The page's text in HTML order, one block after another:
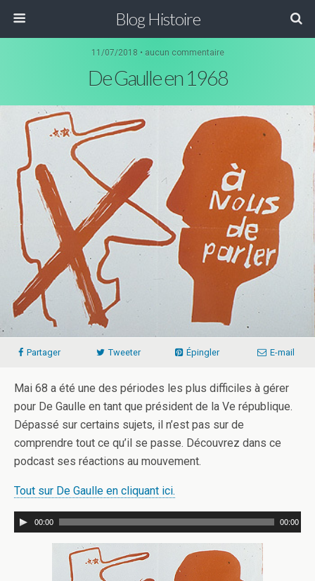
Blog Histoire
11/07/2018 • aucun commentaire
De Gaulle en 1968
Partager Tweeter Épingler E-mail
Mai 68 a été une des périodes les plus difficiles à gérer
pour De Gaulle en tant que président de la Ve république.
Dépassé sur certains sujets, il n’est pas sur de
comprendre tout ce qu’il se passe. Découvrez dans ce
podcast ses réactions au mouvement.
Tout sur De Gaulle en cliquant ici.
00:00 00:00